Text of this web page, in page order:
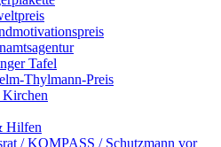
Tafel
Thylmann-Preis
Hilfen
/ KOMPASS / Schutzmann vor